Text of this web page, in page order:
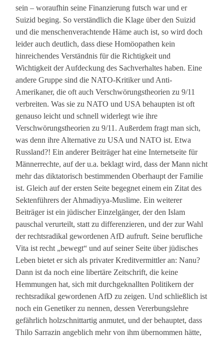
sein – woraufhin seine Finanzierung futsch war und er
Suizid beging. So verständlich die Klage über den Suizid
und die menschenverachtende Häme auch ist, so wird doch
leider auch deutlich, dass diese Homöopathen kein
hinreichendes Verständnis für die Richtigkeit und
Wichtigkeit der Aufdeckung des Sachverhaltes haben. Eine
andere Gruppe sind die NATO-Kritiker und Anti-
Amerikaner, die oft auch Verschwörungstheorien zu 9/11
verbreiten. Was sie zu NATO und USA behaupten ist oft
genauso leicht und schnell widerlegt wie ihre
Verschwörungstheorien zu 9/11. Außerdem fragt man sich,
was denn ihre Alternative zu USA und NATO ist. Etwa
Russland?! Ein anderer Beiträger hat eine Internetseite für
Männerrechte, auf der u.a. beklagt wird, dass der Mann nicht
mehr das diktatorisch bestimmenden Oberhaupt der Familie
ist. Gleich auf der ersten Seite begegnet einem ein Zitat des
Sektenführers der Ahmadiyya-Muslime. Ein weiterer
Beiträger ist ein jüdischer Einzelgänger, der den Islam
pauschal verurteilt, statt zu differenzieren, und der zur Wahl
der rechtsradikal gewordenen AfD aufruft. Seine berufliche
Vita ist recht „bewegt“ und auf seiner Seite über jüdisches
Leben bietet er sich als privater Kreditvermittler an: Nanu?
Dann ist da noch eine libertäre Zeitschrift, die keine
Hemmungen hat, sich mit durchgeknallten Politikern der
rechtsradikal gewordenen AfD zu zeigen. Und schließlich ist
noch ein Genetiker zu nennen, dessen Vererbungslehre
gefährlich holzschnittartig anmutet, und der behauptet, dass
Thilo Sarrazin angeblich mehr von ihm übernommen hätte,